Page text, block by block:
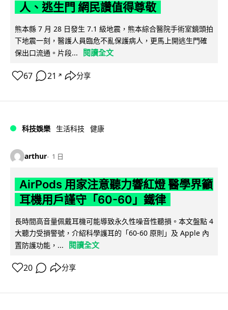
人、逃生門 網民讚值得尊敬
熊本縣 7 月 28 日發生 7.1 級地震，熊本綜合醫院手術室鏡頭拍
下地震一刻，醫護人員臨危不亂保護病人，更馬上開逃生門確
保出口流通。片段...
閱讀全文
67 21 ↗ 分享
科技娛樂 生活科技 健康
arthur 1 日
AirPods 用家注意聽力響紅燈 醫學界籲
耳機用戶謹守「60-60」鐵律
長時間高音量佩戴耳機可能導致永久性噪音性聽損。本文盤點 4
大聽力受損警號，介紹科學護耳的「60-60 原則」及 Apple 內
置防護功能，...
閱讀全文
20 分享